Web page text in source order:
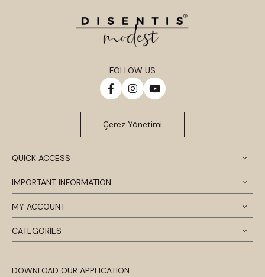
QUICK ACCESS
IMPORTANT INFORMATION
MY ACCOUNT
CATEGORİES
DOWNLOAD OUR APPLICATION
FOLLOW US
Çerez Yönetimi